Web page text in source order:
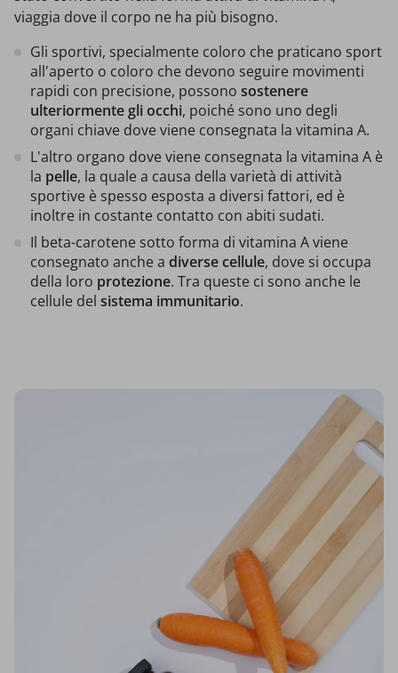
viaggia dove il corpo ne ha più bisogno.
Gli sportivi, specialmente coloro che praticano sport
all'aperto o coloro che devono seguire movimenti
rapidi con precisione, possono sostenere
ulteriormente gli occhi, poiché sono uno degli
organi chiave dove viene consegnata la vitamina A.
L'altro organo dove viene consegnata la vitamina A è
la pelle, la quale a causa della varietà di attività
sportive è spesso esposta a diversi fattori, ed è
inoltre in costante contatto con abiti sudati.
Il beta-carotene sotto forma di vitamina A viene
consegnato anche a diverse cellule, dove si occupa
della loro protezione. Tra queste ci sono anche le
cellule del sistema immunitario.